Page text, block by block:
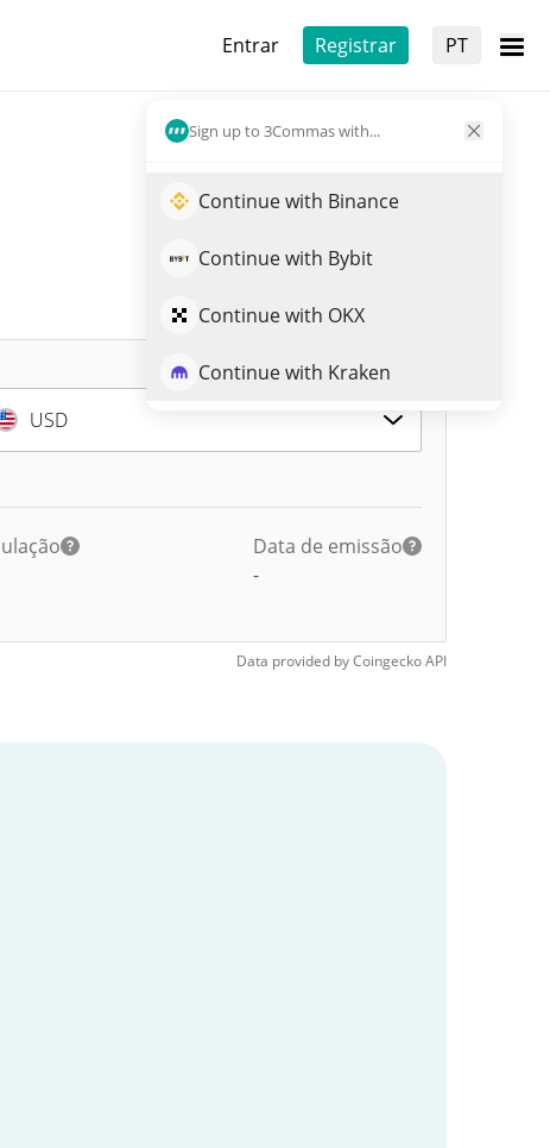
Entrar Registrar PT
Sign up to 3Commas with...
Continue with Binance
Continue with Bybit
Continue with OKX
Continue with Kraken
USD
Data de emissão
-
Data provided byCoingeckoAPI